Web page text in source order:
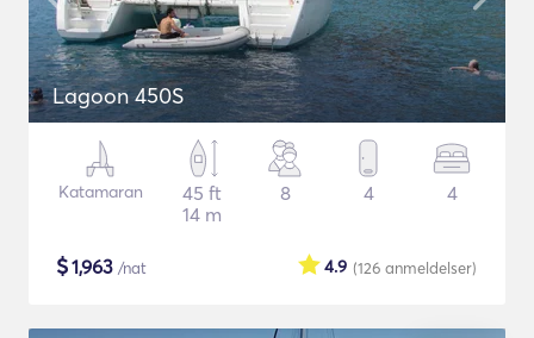
Lagoon 450S
Katamaran
45 ft
14 m
8 4 4
$1,963 /nat (126 anmeldelser)
4.9